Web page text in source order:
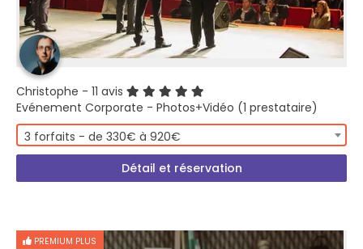
Christophe - 11 avis
Evénement Corporate - Photos+Vidéo (1 prestataire)
3 forfaits - de 330€ à 920€
Détail et réservation
PREMIUM PLUS